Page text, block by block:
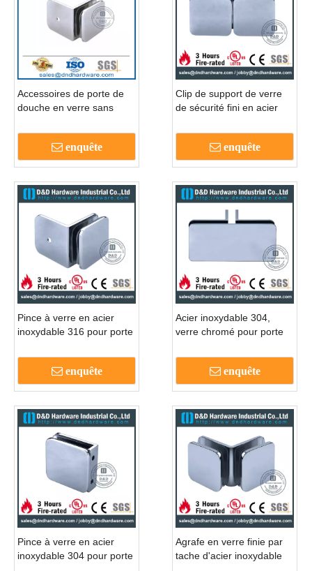
Accessoires de porte de
douche en verre sans
enquête
Clip de support de verre
de sécurité fini en acier
coulissante-DDGC006
enquête
Pince à verre en acier
inoxydable 316 pour porte
DDGC002
enquête
Acier inoxydable 304,
verre chromé pour porte
DDGC007
enquête
Pince à verre en acier
inoxydable 304 pour porte
Agrafe en verre finie par
tache d'acier inoxydable